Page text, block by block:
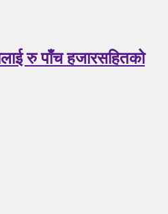
रु पाँच हजारसहितको